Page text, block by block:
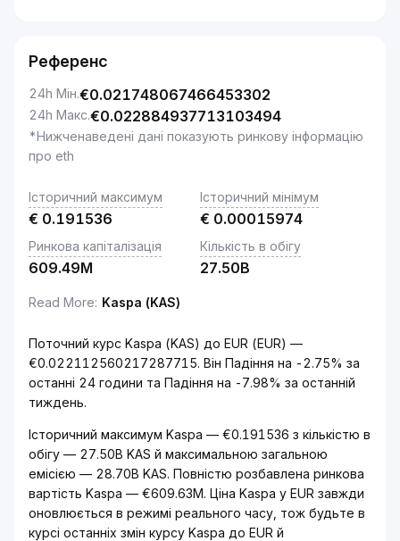
Референс
24h Мін.€0.021748067466453302
24h Макс.€0.022884937713103494
*Нижченаведені дані показують ринкову інформацію
про eth
Історичний максимум
€ 0.191536
Історичний мінімум
€ 0.00015974
Ринкова капіталізація
609.49M
Кількість в обігу
27.50B
Read More: Kaspa (KAS)
Поточний курс Kaspa (KAS) до EUR (EUR) —
€0.022112560217287715. Він Падіння на -2.75% за
останні 24 години та Падіння на -7.98% за останній
тиждень.
Історичний максимум Kaspa — €0.191536 з кількістю в
обігу — 27.50B KAS й максимальною загальною
емісією — 28.70B KAS. Повністю розбавлена ринкова
вартість Kaspa — €609.63M. Ціна Kaspa у EUR завжди
оновлюється в режимі реального часу, тож будьте в
курсі останніх змін курсу Kaspa до EUR й